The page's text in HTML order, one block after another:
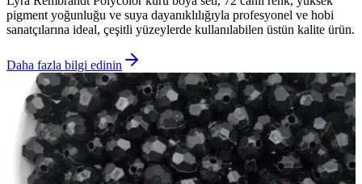
pigment yoğunluğu ve suya dayanıklılığıyla profesyonel ve hobi
sanatçılarına ideal, çeşitli yüzeylerde kullanılabilen üstün kalite ürün.
Daha fazla bilgi edinin